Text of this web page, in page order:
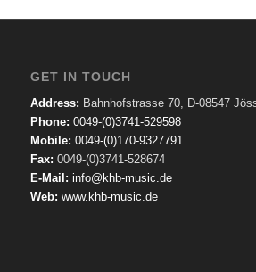
GET IN TOUCH
Address: Bahnhofstrasse 70, D-08547
Phone: 0049-(0)3741-529598
Mobile: 0049-(0)170-9327791
Fax: 0049-(0)3741-528674
E-Mail: info@khb-music.de
Web: www.khb-music.de